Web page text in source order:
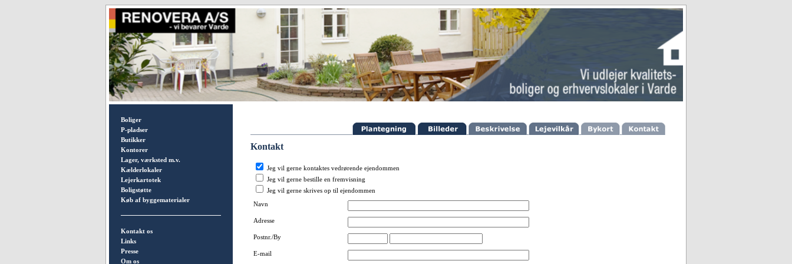
Boliger
P-pladser
Butikker
Kontorer
Lager, værksted m.v.
Kælderlokaler
Lejerkartotek
Boligstøtte
Køb af byggematerialer
Kontakt os
Links
Presse
Om os
Kontakt
Jeg vil gerne kontaktes vedrørende ejendommen
Jeg vil gerne bestille en fremvisning
Jeg vil gerne skrives op til ejendommen
Navn
Adresse
Postnr./By
E-mail